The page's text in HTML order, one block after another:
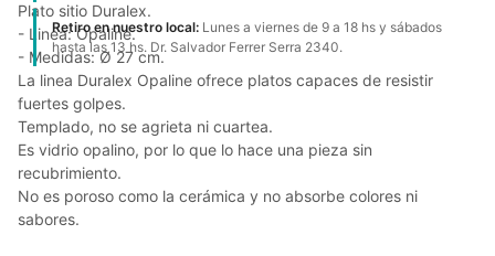
Retiro en nuestro local: Lunes a viernes de 9 a 18 hs y sábados
hasta las 13 hs. Dr. Salvador Ferrer Serra 2340.
Plato sitio Duralex.
- Linea: Opaline.
- Medidas: Ø 27 cm.
La linea Duralex Opaline ofrece platos capaces de resistir
fuertes golpes.
Templado, no se agrieta ni cuartea.
Es vidrio opalino, por lo que lo hace una pieza sin
recubrimiento.
No es poroso como la cerámica y no absorbe colores ni
sabores.